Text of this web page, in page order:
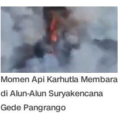
Momen Api Karhutla Membara
di Alun-Alun Suryakencana
Gede Pangrango